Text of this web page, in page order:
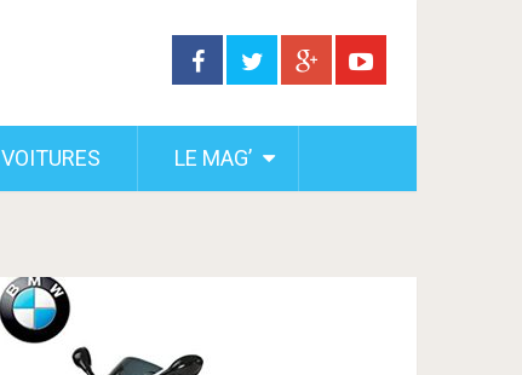
VOITURES LE MAG’